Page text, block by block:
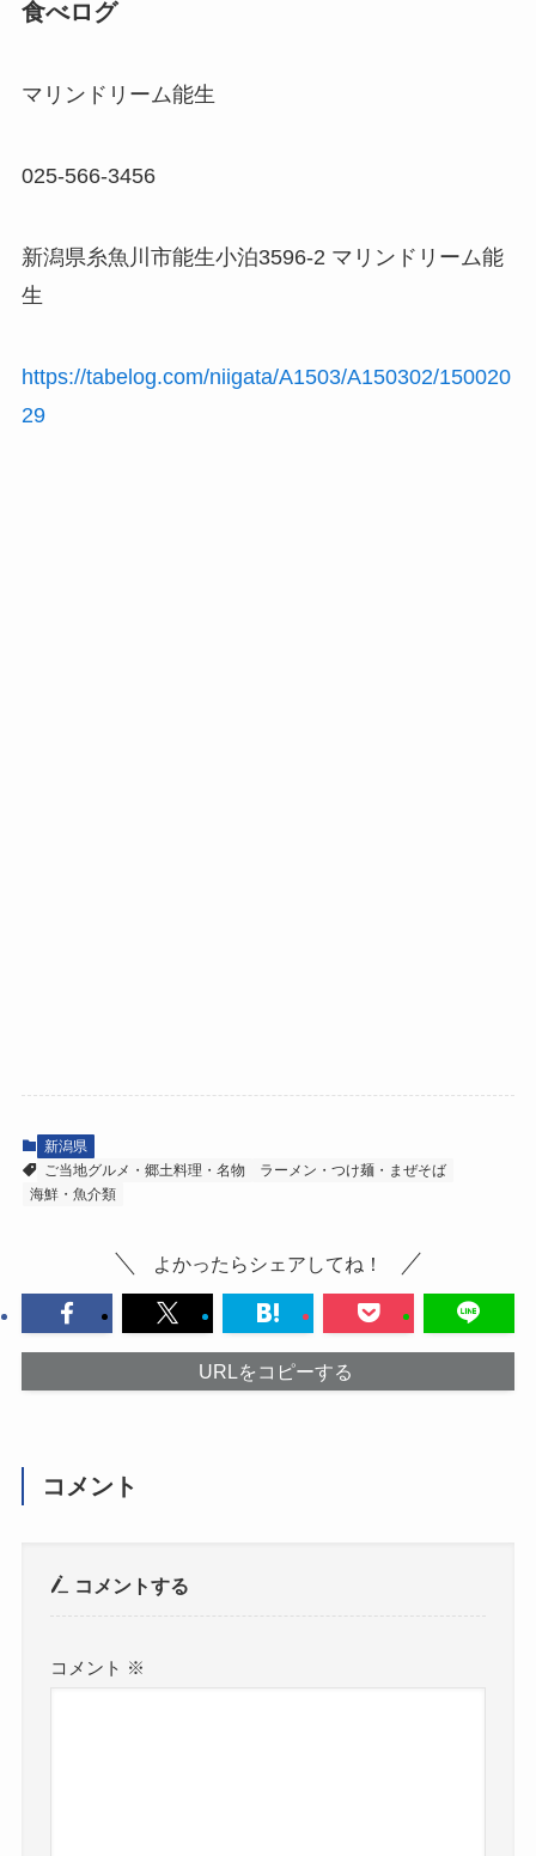
食べログ
マリンドリーム能生
025-566-3456
新潟県糸魚川市能生小泊3596-2 マリンドリーム能
生
https://tabelog.com/niigata/A1503/A150302/150020
29
新潟県
ご当地グルメ・郷土料理・名物
ラーメン・つけ麺・まぜそば
海鮮・魚介類
よかったらシェアしてね！
URLをコピーする
コメント
コメントする
コメント ※